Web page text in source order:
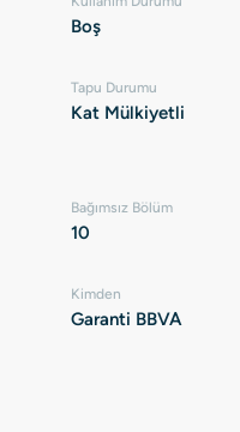
Boş
Tapu Durumu
Kat Mülkiyetli
Bağımsız Bölüm
10
Kimden
Garanti BBVA